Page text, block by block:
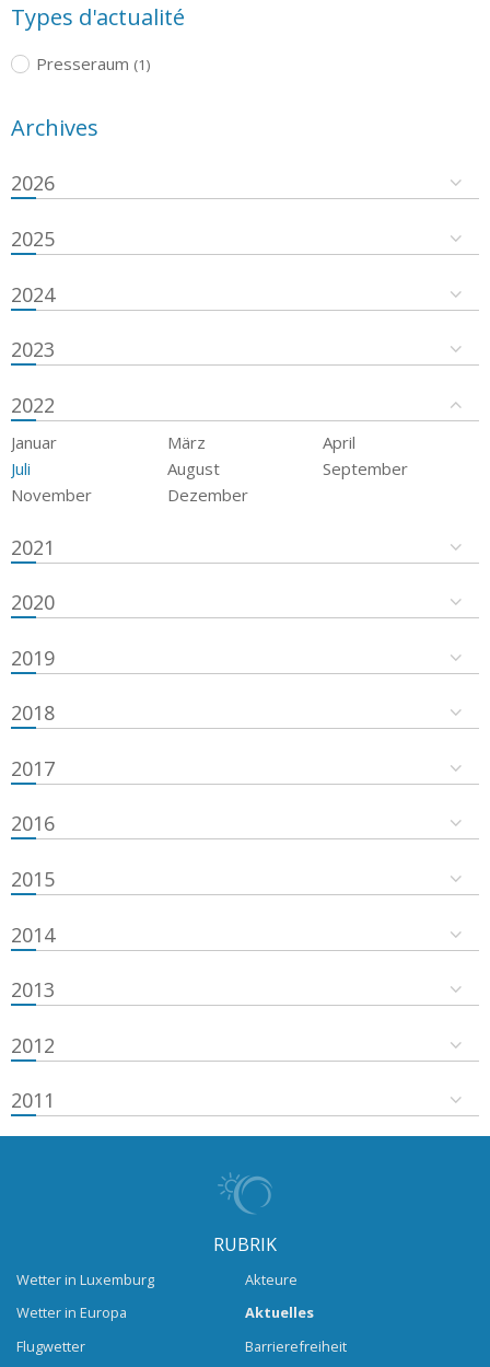
Types d'actualité
Presseraum (1)
Archives
2026
2025
2024
2023
2022
Januar März
April
Juli
August
September
November
Dezember
2021
2020
2019
2018
2017
2016
2015
2014
2013
2012
2011
RUBRIK
Wetter in Luxemburg
Wetter in Europa
Flugwetter
Akteure
Aktuelles
Barrierefreiheit